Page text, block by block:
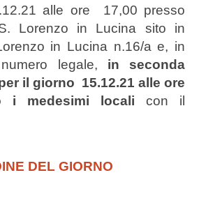
alle ore 17,00 presso
Lorenzo in Lucina sito in
in Lucina n.16/a e, in
legale, in seconda
il giorno 15.12.21 alle ore
i medesimi locali con il
DEL GIORNO